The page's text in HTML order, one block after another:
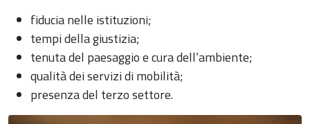
fiducia nelle istituzioni;
tempi della giustizia;
tenuta del paesaggio e cura dell’ambiente;
qualità dei servizi di mobilità;
presenza del terzo settore.